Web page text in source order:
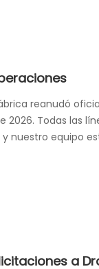
reanudó
Todas las
nuestro equipo